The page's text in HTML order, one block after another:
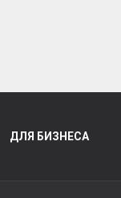
ДЛЯ БИЗНЕСА